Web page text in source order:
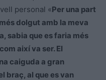
personal «Per una part
dolgut amb la meva
sabia que es faria més
així va ser. El
caiguda a gran
braç, al que es van